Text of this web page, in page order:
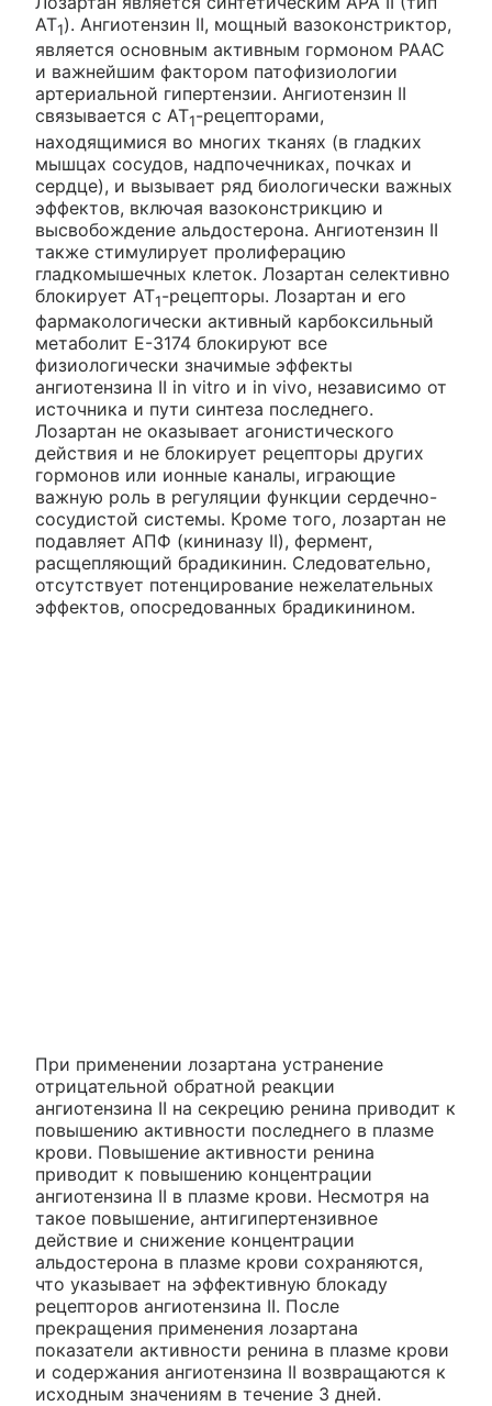
AT1). Ангиотензин II, мощный вазоконстриктор,
является основным активным гормоном РААС
и важнейшим фактором патофизиологии
артериальной гипертензии. Ангиотензин II
связывается с AT1-рецепторами,
находящимися во многих тканях (в гладких
мышцах сосудов, надпочечниках, почках и
сердце), и вызывает ряд биологически важных
эффектов, включая вазоконстрикцию и
высвобождение альдостерона. Ангиотензин II
также стимулирует пролиферацию
гладкомышечных клеток. Лозартан селективно
блокирует AT1-рецепторы. Лозартан и его
фармакологически активный карбоксильный
метаболит Е-3174 блокируют все
физиологически значимые эффекты
ангиотензина II in vitro и in vivo, независимо от
источника и пути синтеза последнего.
Лозартан не оказывает агонистического
действия и не блокирует рецепторы других
гормонов или ионные каналы, играющие
важную роль в регуляции функции сердечно-
сосудистой системы. Кроме того, лозартан не
подавляет АПФ (кининазу II), фермент,
расщепляющий брадикинин. Следовательно,
отсутствует потенцирование нежелательных
эффектов, опосредованных брадикинином.
При применении лозартана устранение
отрицательной обратной реакции
ангиотензина II на секрецию ренина приводит к
повышению активности последнего в плазме
крови. Повышение активности ренина
приводит к повышению концентрации
ангиотензина II в плазме крови. Несмотря на
такое повышение, антигипертензивное
действие и снижение концентрации
альдостерона в плазме крови сохраняются,
что указывает на эффективную блокаду
рецепторов ангиотензина II. После
прекращения применения лозартана
показатели активности ренина в плазме крови
и содержания ангиотензина II возвращаются к
исходным значениям в течение 3 дней.